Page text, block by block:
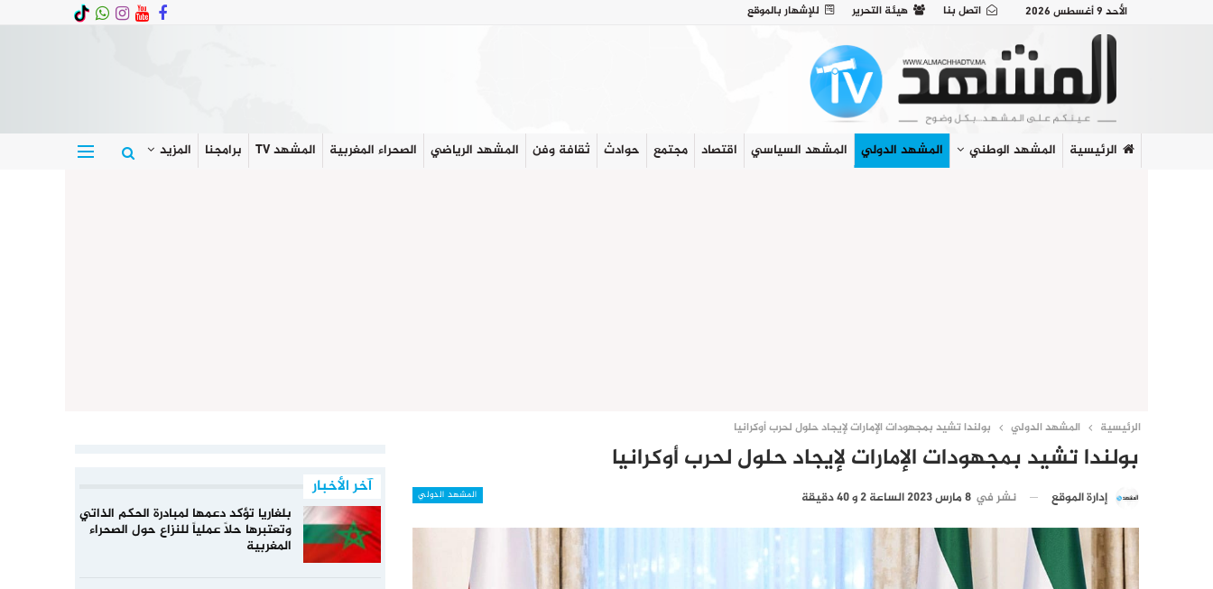
الأحد 9 أغسطس 2026 اتصل بنا هيئة التحرير للإشهار بالموقع
الرئيسية المشهد الوطني المشهد الدولي المشهد السياسي اقتصاد مجتمع حوادث ثقافة وفن المشهد الرياضي الصحراء المغربية المشهد TV برامجنا المزيد
الرئيسية المشهد الدولي بولندا تشيد بمجهودات الإمارات لإيجاد حلول لحرب أوكرانيا
بولندا تشيد بمجهودات الإمارات لإيجاد حلول لحرب أوكرانيا
المشهد الدولي إدارة الموقع نشر في 8 مارس 2023 الساعة 2 و 40 دقيقة آخر الأخبار
بلغاريا تؤكد دعمها لمبادرة الحكم الذاتي
وتعتبرها حلاً عملياً للنزاع حول الصحراء
المغربية